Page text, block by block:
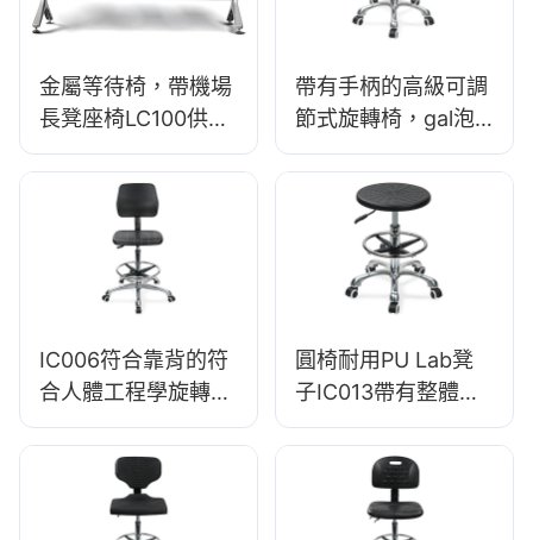
金屬等待椅，帶機場
長凳座椅LC100供應
商Hewei
帶有手柄的高級可調
節式旋轉椅，gal泡
沫座& pu實驗室凳設
計高度可調腳環&鍍
鉻5星基地，以實現
終​​極舒適
IC006符合靠背的符
合人體工程學旋轉
椅，靠背泡沫座椅&
ESD科學實驗室凳子
高度可調的腳環
<00000000>鋁5星
圓椅耐用PU Lab凳
子IC013帶有整體泡
沫座椅高度可調節腳
環&尼龍5星級潔淨室
實驗室Hewei